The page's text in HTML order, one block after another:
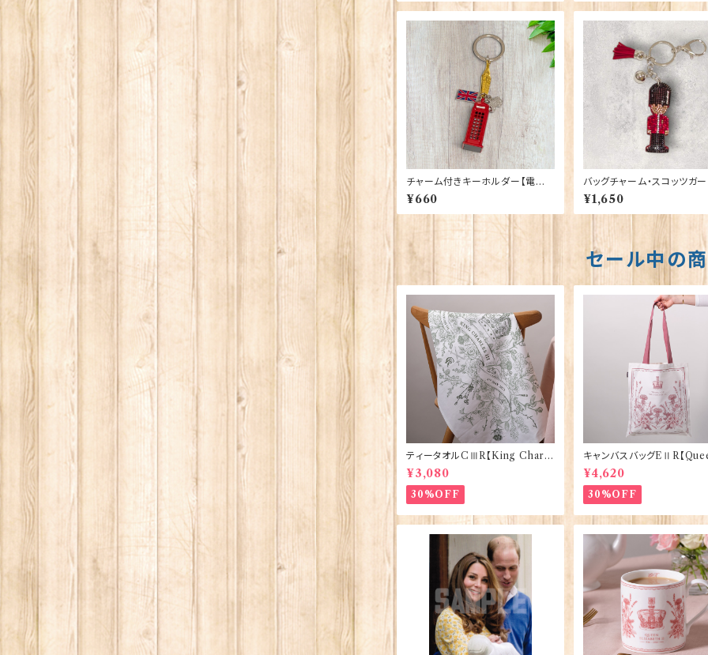
チャーム付きキーホルダー【電話
ボックス】A&S Gift 90423
¥660
バッグチャーム・スコッツガ
gate Products 90420
¥1,650
セール中の
ティータオルCⅢR【King Charle
sⅢ Coronation】Victoria Egg
s 50129
¥3,080
30%OFF
キャンバスバッグEⅡR【
izabethⅡ
Victoria Eggs 90332
¥4,620
30%OFF